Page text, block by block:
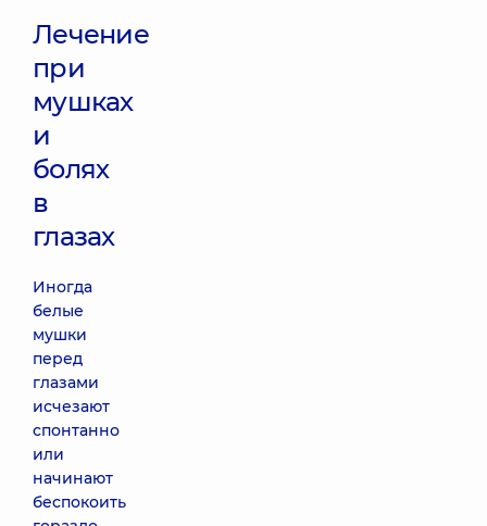
Лечение
при
мушках
и
болях
в
глазах
Иногда
белые
мушки
перед
глазами
исчезают
спонтанно
или
начинают
беспокоить